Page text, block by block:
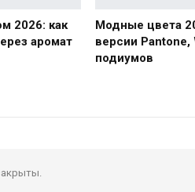
2026: как
аромат
Модные цвета
версии Pantone,
подиумов